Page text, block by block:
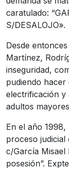
caratulado:
S/DESALOJO».
Desde
Martínez,
inseguridad,
pudiendo hacer
electrificación y
adultos
En el año
proceso
c/García
posesión”.